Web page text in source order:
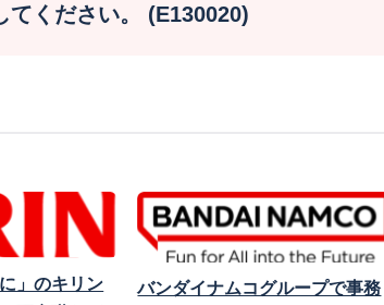
てください。 (E130020)
」のキリン
バンダイナムコグループで事務